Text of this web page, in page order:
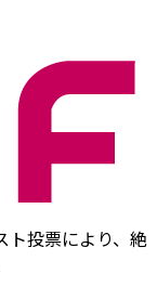
ト投票により、絶